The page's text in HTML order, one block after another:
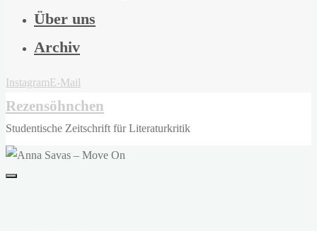
Über uns
Archiv
InstagramE-Mail
Rezensöhnchen
Studentische Zeitschrift für Literaturkritik